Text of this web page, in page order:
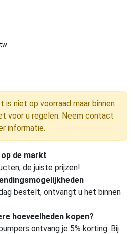
is niet op voorraad maar binnen
voor u regelen. Neem contact
informatie.
de markt
de juiste prijzen!
bestelt, ontvangt u het binnen
hoeveelheden kopen?
ontvang je 5% korting. Bij